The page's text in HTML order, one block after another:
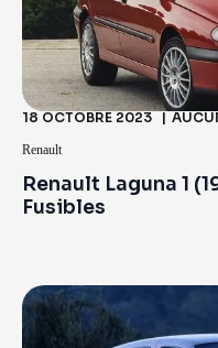
Renault Laguna 1
Fusibles
18 OCTOBRE 2023
Renault